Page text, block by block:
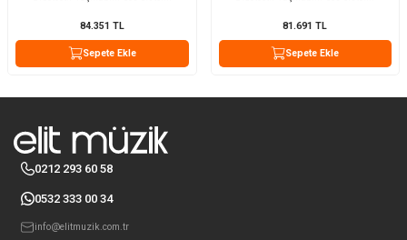
84.351 TL
Sepete Ekle
81.691 TL
Sepete Ekle
0212 293 60 58
0532 333 00 34
info@elitmuzik.com.tr